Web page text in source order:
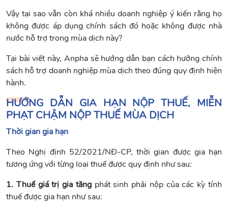
Vậy tại sao vẫn còn khá nhiều doanh nghiệp ý kiến rằng họ
không được áp dụng chính sách đó hoặc không được nhà
nước hỗ trợ trong mùa dịch này?
Tại bài viết này, Anpha sẽ hướng dẫn bạn cách hưởng chính
sách hỗ trợ doanh nghiệp mùa dịch theo đúng quy định hiện
hành.
HƯỚNG DẪN GIA HẠN NỘP THUẾ, MIỄN
PHẠT CHẬM NỘP THUẾ MÙA DỊCH
Thời gian gia hạn
Theo Nghị định 52/2021/NĐ-CP, thời gian được gia hạn
tương ứng với từng loại thuế được quy định như sau:
1. Thuế giá trị gia tăngphát sinh phải nộp của các kỳ tính
thuế được gia hạn như sau: